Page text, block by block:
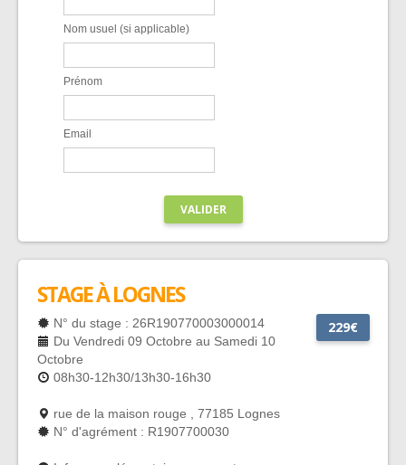
Nom usuel (si applicable)
Prénom
Email
VALIDER
STAGE À LOGNES
229€
N° du stage : 26R190770003000014
Du Vendredi 09 Octobre au Samedi 10
Octobre
08h30-12h30/13h30-16h30
rue de la maison rouge , 77185 Lognes
N° d'agrément : R1907700030